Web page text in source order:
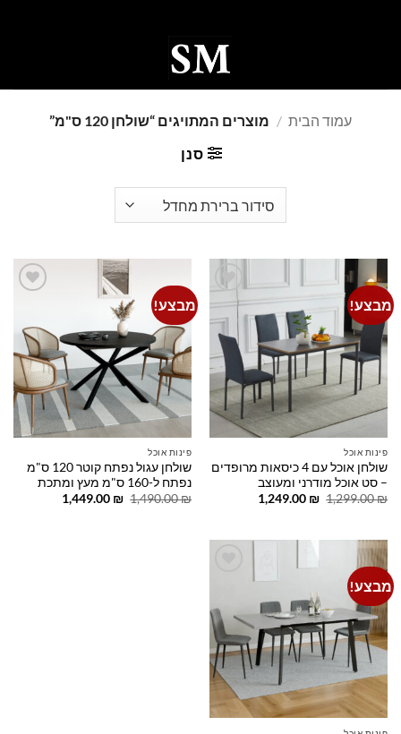
עמוד הבית / מוצרים המתויגים “שולחן 120 ס"מ”
סנן
מבצע!
Add to
wishlist
פינות אוכל
שולחן אוכל עם 4 כיסאות מרופדים
– סט אוכל מודרני ומעוצב
1,299.00₪
המחיר
1,249.00 ₪
המחיר
מבצע!
פינות אוכל
שולחן עגול נפתח קוטר 120 ס"מ
נפתח ל-160 ס"מ מעץ ומתכת
1,490.00₪
המחיר
1,449.00 ₪
המחיר
מבצע!